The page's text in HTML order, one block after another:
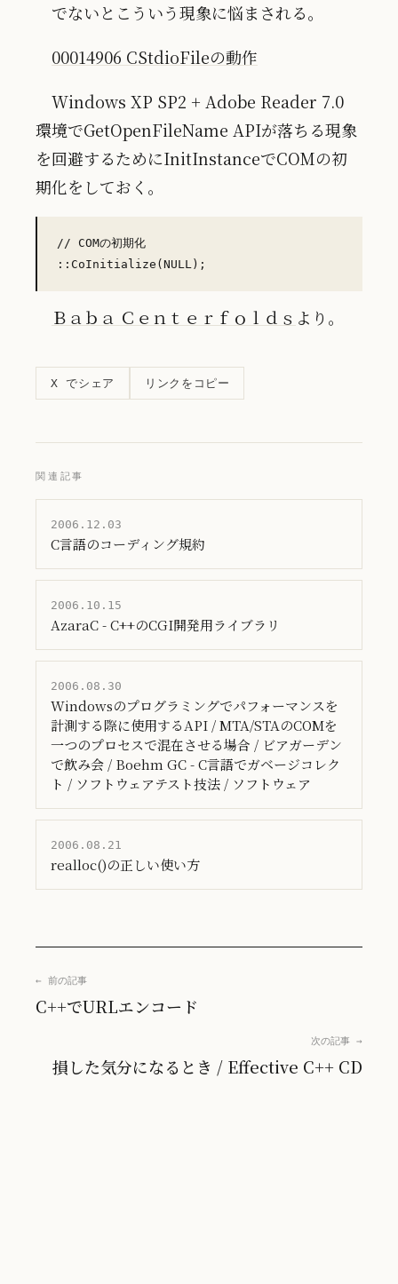
でないとこういう現象に悩まされる。
00014906 CStdioFileの動作
Windows XP SP2 + Adobe Reader 7.0
環境でGetOpenFileName APIが落ちる現象
を回避するためにInitInstanceでCOMの初
期化をしておく。
// COMの初期化
Ｂａｂａ Ｃｅｎｔｅｒｆｏｌｄｓ より。
X でシェア リンクをコピー
関連記事
2006.12.03
C言語のコーディング規約
2006.10.15
AzaraC - C++のCGI開発用ライブラリ
2006.08.30
Windowsのプログラミングでパフォーマンスを
計測する際に使用するAPI / MTA/STAのCOMを
一つのプロセスで混在させる場合 / ビアガーデン
で飲み会 / Boehm GC - C言語でガベージコレク
ト / ソフトウェアテスト技法 / ソフトウェア
2006.08.21
realloc()の正しい使い方
← 前の記事
C++でURLエンコード
次の記事 →
損した気分になるとき / Effective C++ CD